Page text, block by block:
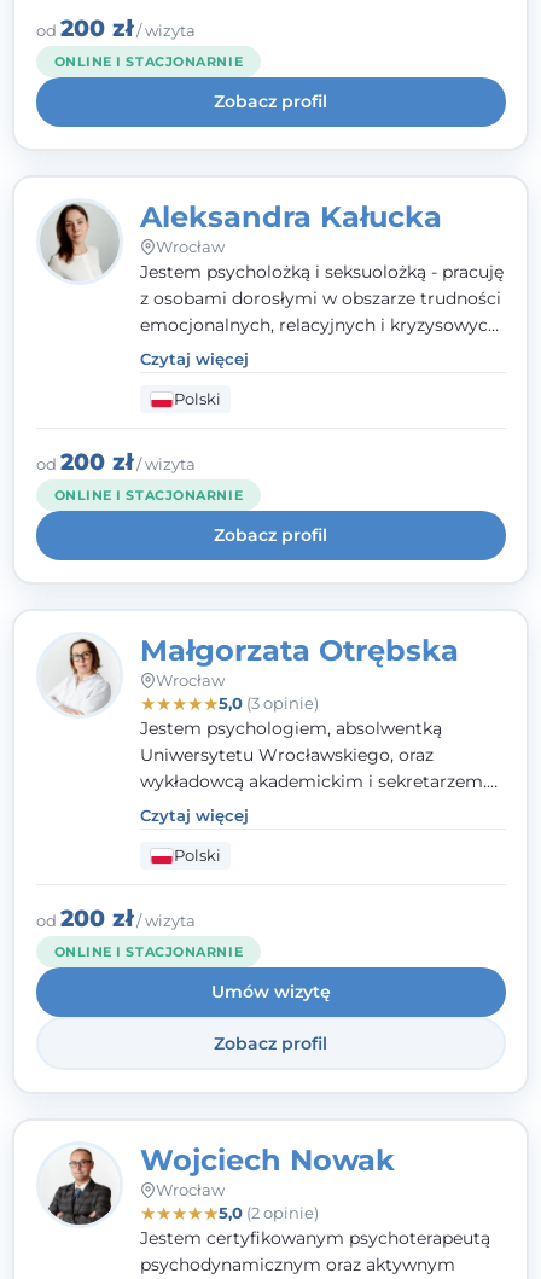
szacunkiem dla indywidualnej historii
każdego człowieka. Jestem w trakcie
czteroletniej szkoły psychoterapii
poznawczo-behawioralnej
rekomendowanej przez PTTPB.
od 200 zł/ wizyta
ONLINE I STACJONARNIE
Zobacz profil
Aleksandra Kałucka
Wrocław
Jestem psycholożką i seksuolożką - pracuję
z osobami dorosłymi w obszarze trudności
emocjonalnych, relacyjnych i kryzysowych,
w tym z osobami po doświadczeniach
przemocy. Ukończyłam psychologię
kliniczną oraz studia podyplomowe z
interwencji kryzysowej i seksuologii
klinicznej na SWPS we Wrocławiu. W pracy
kieruję się empatią, etyką zawodową i
uważnością na potrzeby klienta.
Czytaj więcej
Polski
od 200 zł/ wizyta
ONLINE I STACJONARNIE
Zobacz profil
Małgorzata Otrębska
Wrocław
★★★★★5,0(3 opinie)
Jestem psychologiem, absolwentką
Uniwersytetu Wrocławskiego, oraz
wykładowcą akademickim i sekretarzem.
Dodatkowo mam kwalifikacje mediatora,
specjalizując się w sprawach rodzinnych,
cywilnych oraz karnych.
Czytaj więcej
Polski
od 200 zł/ wizyta
ONLINE I STACJONARNIE
Umów wizytę
Zobacz profil
Wojciech Nowak
Wrocław
★★★★★5,0(2 opinie)
Jestem certyfikowanym psychoterapeutą
psychodynamicznym oraz aktywnym